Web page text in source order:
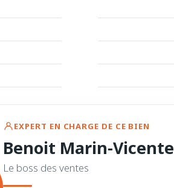
EXPERT EN CHARGE DE CE BIEN
Benoit Marin-Vicente
Le boss des ventes